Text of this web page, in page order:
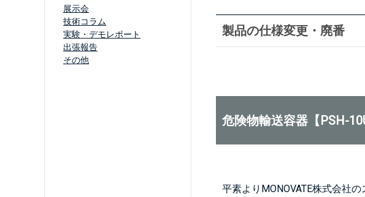
展示会
技術コラム
実験・デモレポート
出張報告
その他
製品の仕様変更・廃番
危険物輸送容器【PSH-
平素よりMONOVATE株式会社